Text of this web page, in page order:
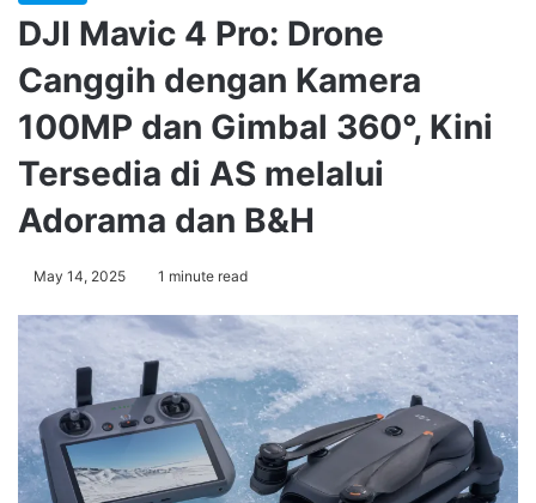
DJI Mavic 4 Pro: Drone
Canggih dengan Kamera
100MP dan Gimbal 360°, Kini
Tersedia di AS melalui
Adorama dan B&H
May 14, 2025 1 minute read